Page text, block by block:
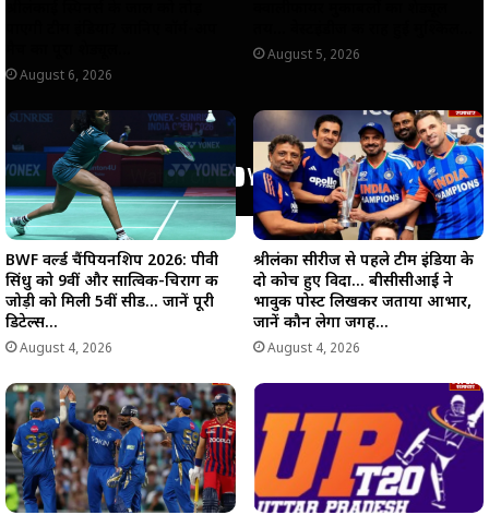
August 6, 2026
August 5, 2026
BWF वर्ल्ड चैंपियनशिप 2026: पीवी
सिंधु को 9वीं और सात्विक-चिराग की
जोड़ी को मिली 5वीं सीड… जानें पूरी
डिटेल्स…
August 4, 2026
श्रीलंका सीरीज से पहले टीम इंडिया के
दो कोच हुए विदा… बीसीसीआई ने
भावुक पोस्ट लिखकर जताया आभार,
जानें कौन लेगा जगह…
August 4, 2026